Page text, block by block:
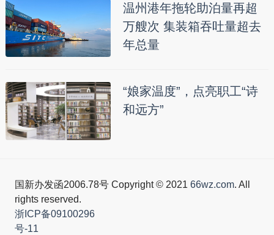
温州港年拖轮助泊量再超
万艘次 集装箱吞吐量超去
年总量
“娘家温度”，点亮职工“诗
和远方”
国新办发函2006.78号 Copyright © 2021 66wz.com. All
rights reserved.
浙ICP备09100296
号-11